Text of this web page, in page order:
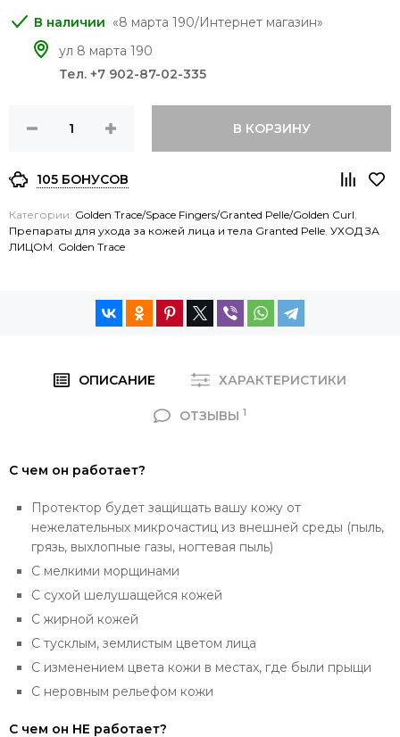
8 марта 190/Интернет магазин
ул 8 марта 190
Тел. +7 902-87-02-335
В КОРЗИНУ
105 БОНУСОВ
Категории: Golden Trace/Space Fingers/Granted Pelle/Golden Curl,
Препараты для ухода за кожей лица и тела Granted Pelle, УХОД ЗА
ЛИЦОМ, Golden Trace
ОПИСАНИЕ ХАРАКТЕРИСТИКИ
ОТЗЫВЫ 1
С чем он работает?
Протектор будет защищать вашу кожу от
нежелательных микрочастиц из внешней среды (пыль,
грязь, выхлопные газы, ногтевая пыль)
С мелкими морщинами
С сухой шелушащейся кожей
С жирной кожей
С тусклым, землистым цветом лица
С изменением цвета кожи в местах, где были прыщи
С неровным рельефом кожи
С чем он НЕ работает?